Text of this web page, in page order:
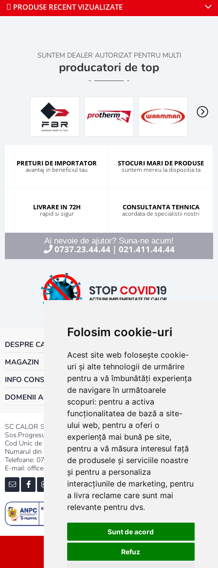
Folosim cookie-uri
Acest site web folosește cookie-
uri și alte tehnologii de urmărire
pentru a vă îmbunătăți experiența
de navigare în următoarele
scopuri: pentru a activa
funcționalitatea de bază a site-
ului web, pentru a oferi o
experiență mai bună pe site,
pentru a vă măsura interesul față
de produsele și serviciile noastre
și pentru a personaliza
interacțiunile de marketing, pentru
a livra reclame care sunt mai
relevante pentru dvs.
Sunt de acord
Refuz
PRODUSE RECENT VIZUALIZATE
SUNTEM DEALER AUTORIZAT PENTRU MULTI
producatori de top
PRETURI DE IMPORTATOR
avantaj in beneficiul tau
STOCURI MARI DE PRODUSE
suntem mereu la dispozitia ta
LIVRARE IN 72H
rapid si sigur
CONSULTANTA TEHNICA
acordata de specialistii nostri
Ai nevoie de ajutor? Suna-ne acum!
0737.23.44.44| 021.411.44.44
DESPRE CALOR
MAGAZIN
INFO CONSUMATOR
DOMENII ACTIVITATE
SC CALOR SRL
Sos.Progresului nr.30-40, Sector 5, Bucuresti
Cod Unic de Inregistrare: RO 3004724
Numarul din Registrul Comertului:J40/13176/1991
Telefoane: 0737.23.44.44|021.411.44.44
E-mail: office@calor.ro